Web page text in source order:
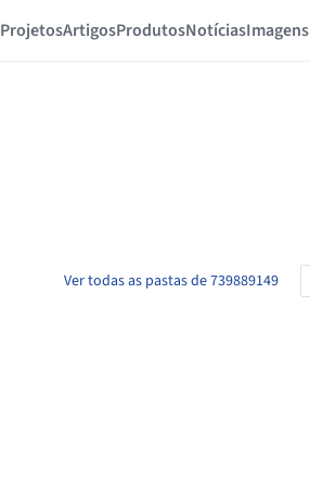
ProjetosArtigosProdutosNotíciasImagens
Ver todas as pastas de 739889149